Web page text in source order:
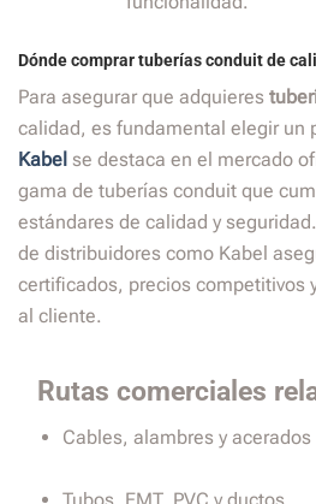
Dónde comprar tuberías conduit de
Para asegurar que adquieres
calidad, es fundamental elegir un
Kabel se destaca en el mercado
gama de tuberías conduit que
estándares de calidad y
de distribuidores como Kabel
certificados, precios competitivos
al cliente.
Rutas comerciales
Cables, alambres y acerados
Tubos, EMT, PVC y ductos